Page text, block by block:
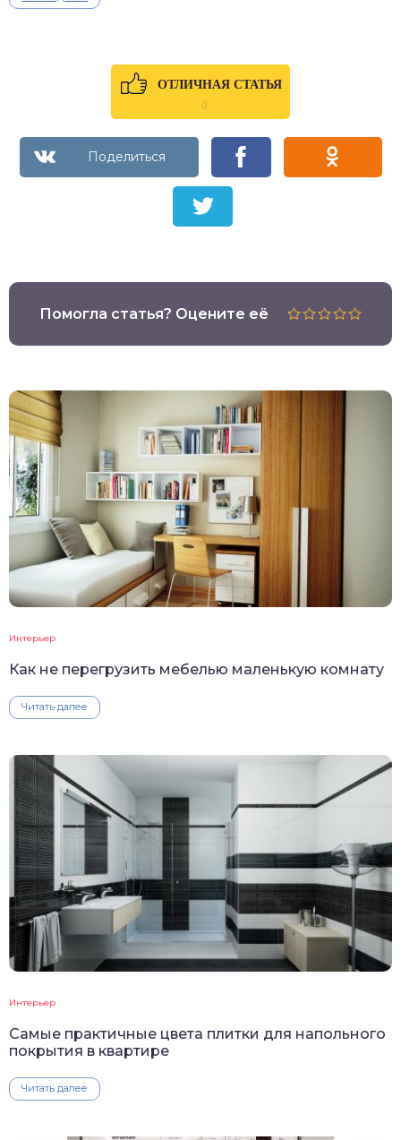
ОТЛИЧНАЯ СТАТЬЯ
0
Помогла статья? Оцените её
Интерьер
Как не перегрузить мебелью маленькую комнату
Читать далее
Интерьер
Самые практичные цвета плитки для напольного
покрытия в квартире
Читать далее